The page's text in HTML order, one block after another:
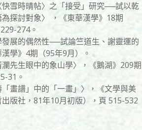
雪時晴帖〉之「接受」研究──試以乾
探討對象〉 ，《東華漢學》18期
274。
展的偶然性──試論竺道生、謝靈運的
學》4期（95年9月）。
先生眼中的象山學〉，《鵝湖》209期
31。
畫譜」中的「一畫」〉，《文學與美
版社，81年10月初版），頁 515-532